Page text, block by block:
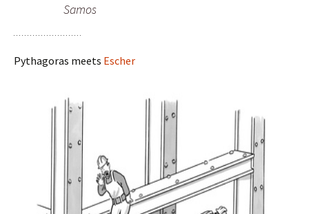
Samos
Pythagoras meets Escher